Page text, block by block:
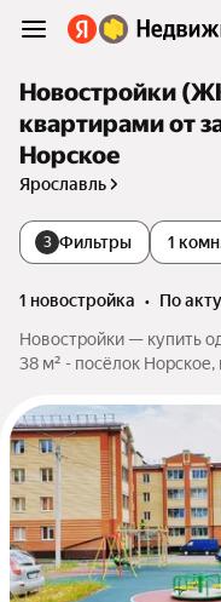
Новостройки
квартирами от
Норское
Ярославль
3 Фильтры 1
1 новостройка •
по
Новостройки — купить
38 м² - посёлок